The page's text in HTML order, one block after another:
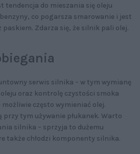
tendencja do mieszania się oleju
co pogarsza smarowanie i jest
Zdarza się, że silnik pali olej.
serwis silnika – w tym wymianę
oraz kontrolę czystości smoka
często wymieniać olej.
przy tym używanie płukanek. Warto
silnika – sprzyja to dużemu
także chłodzi komponenty silnika.